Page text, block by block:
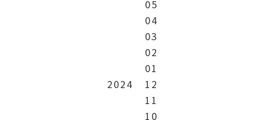
05
04
03
02
01
2024
12
11
10